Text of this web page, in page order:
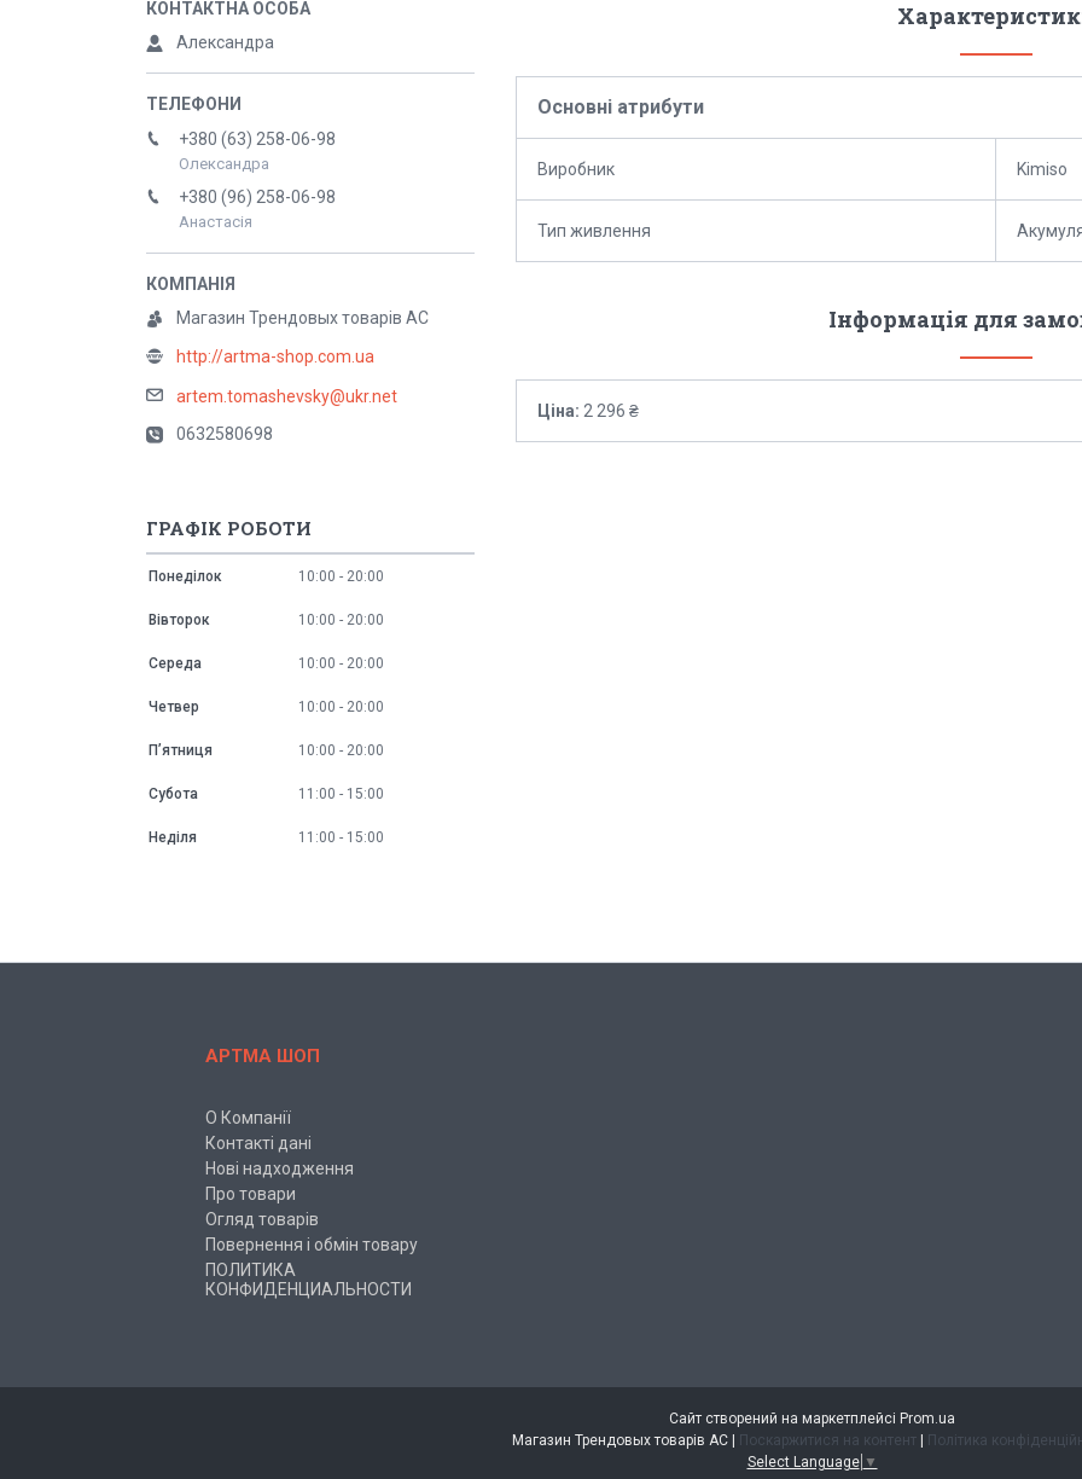
Основні атрибути
Виробник Kimiso
Тип живлення
Інформація для
Ціна: 2 296 ₴
Александра
+380 (63) 258-06-98
Олександра
+380 (96) 258-06-98
Анастасія
Магазин Трендовых товарів АС
http://artma-shop.com.ua
artem.tomashevsky@ukr.net
0632580698
ГРАФІК РОБОТИ
Понеділок 10:00 20:00
Вівторок 10:00 20:00
Середа 10:00 20:00
Четвер 10:00 20:00
Пʼятниця 10:00 20:00
Субота 11:00 15:00
Неділя 11:00 15:00
АРТМА ШОП
О Компанії
Контакті дані
Нові надходження
Про товари
Огляд товарів
Повернення і обмін товару
ПОЛИТИКА
КОНФИДЕНЦИАЛЬНОСТИ
Сайт створений на маркетплейсі Prom.ua
Магазин Трендовых товарів АС | Поскаржитися на контент | Політика
Select Language ▼